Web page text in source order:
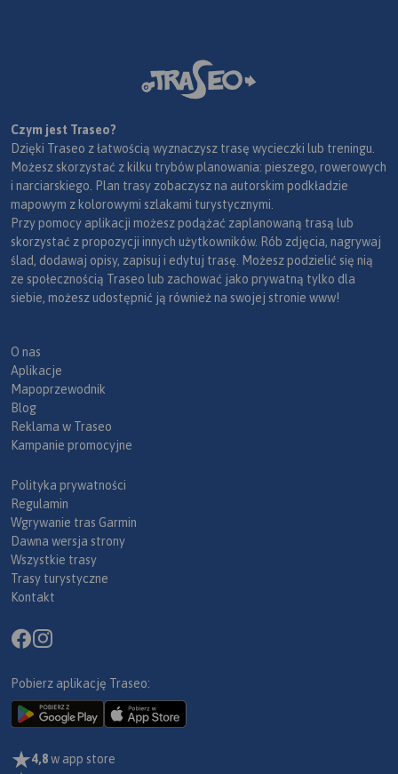
Czym jest Traseo?
Dzięki Traseo z łatwością wyznaczysz trasę wycieczki lub treningu.
Możesz skorzystać z kilku trybów planowania: pieszego, rowerowych
i narciarskiego. Plan trasy zobaczysz na autorskim podkładzie
mapowym z kolorowymi szlakami turystycznymi.
Przy pomocy aplikacji możesz podążać zaplanowaną trasą lub
skorzystać z propozycji innych użytkowników. Rób zdjęcia, nagrywaj
ślad, dodawaj opisy, zapisuj i edytuj trasę. Możesz podzielić się nią
ze społecznością Traseo lub zachować jako prywatną tylko dla
siebie, możesz udostępnić ją również na swojej stronie www!
O nas
Aplikacje
Mapoprzewodnik
Blog
Reklama w Traseo
Kampanie promocyjne
Polityka prywatności
Regulamin
Wgrywanie tras Garmin
Dawna wersja strony
Wszystkie trasy
Trasy turystyczne
Kontakt
Pobierz aplikację Traseo:
4,8w app store